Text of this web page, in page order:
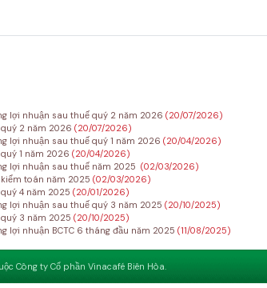
lợi nhuận sau thuế quý 2 năm 2026 (20/07/2026)
2 năm 2026 (20/07/2026)
lợi nhuận sau thuế quý 1 năm 2026 (20/04/2026)
1 năm 2026 (20/04/2026)
lợi nhuận sau thuế năm 2025 (02/03/2026)
toán năm 2025 (02/03/2026)
4 năm 2025 (20/01/2026)
lợi nhuận sau thuế quý 3 năm 2025 (20/10/2025)
3 năm 2025 (20/10/2025)
lợi nhuận BCTC 6 tháng đầu năm 2025 (11/08/2025)
Công ty Cổ phần Vinacafé Biên Hòa.